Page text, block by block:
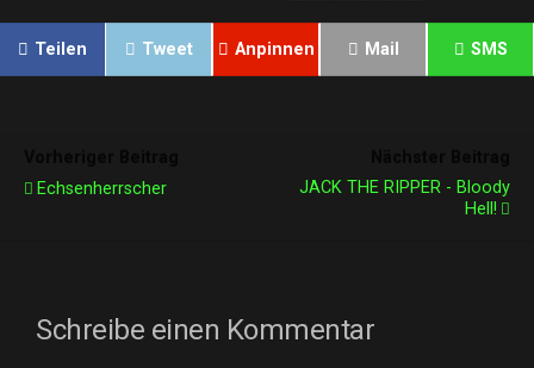
Teilen Tweet Anpinnen Mail SMS
Echsenherrscher
JACK THE RIPPER - Bloody
Hell!
Schreibe einen Kommentar